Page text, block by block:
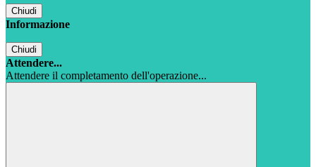
Chiudi
Informazione
Chiudi
Attendere...
Attendere il completamento dell'operazione...